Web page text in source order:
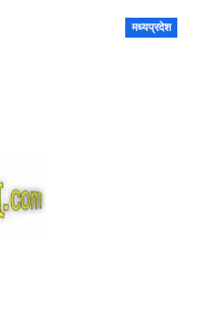
मध्यप्रदेश